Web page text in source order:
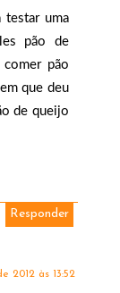
testar uma
pão de
pão
que deu
de queijo
Responder
2012 às 13:52